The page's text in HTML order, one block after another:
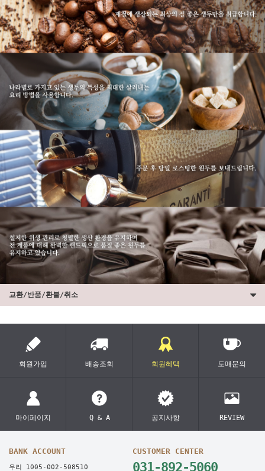
교환/반품/환불/취소
회원가입 배송조회 회원혜택 도매문의
마이페이지 Q & A 공지사항 REVIEW
BANK ACCOUNT
우리 1005-002-508510
CUSTOMER CENTER
031-892-5060